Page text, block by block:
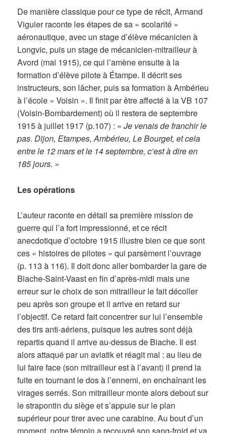
De manière classique pour ce type de récit, Armand
Viguier raconte les étapes de sa « scolarité »
aéronautique, avec un stage d’élève mécanicien à
Longvic, puis un stage de mécanicien-mitrailleur à
Avord (mai 1915), ce qui l’amène ensuite à la
formation d’élève pilote à Étampe. Il décrit ses
instructeurs, son lâcher, puis sa formation à Ambérieu
à l’école « Voisin ». Il finit par être affecté à la VB 107
(Voisin-Bombardement) où il restera de septembre
1915 à juillet 1917 (p.107) : « Je venais de franchir le
pas. Dijon, Etampes, Ambérieu, Le Bourget, et cela
entre le 12 mars et le 14 septembre, c’est à dire en
185 jours. »
Les opérations
L’auteur raconte en détail sa première mission de
guerre qui l’a fort impressionné, et ce récit
anecdotique d’octobre 1915 illustre bien ce que sont
ces « histoires de pilotes » qui parsèment l’ouvrage
(p. 113 à 116). Il doit donc aller bombarder la gare de
Biache-Saint-Vaast en fin d’après-midi mais une
erreur sur le choix de son mitrailleur le fait décoller
peu après son groupe et il arrive en retard sur
l’objectif. Ce retard fait concentrer sur lui l’ensemble
des tirs anti-aériens, puisque les autres sont déjà
repartis quand il arrive au-dessus de Biache. Il est
alors attaqué par un aviatik et réagit mal : au lieu de
lui faire face (son mitrailleur est à l’avant) il prend la
fuite en tournant le dos à l’ennemi, en enchaînant les
virages serrés. Son mitrailleur monte alors debout sur
le strapontin du siège et s’appuie sur le plan
supérieur pour tirer avec une carabine. Au bout d’un